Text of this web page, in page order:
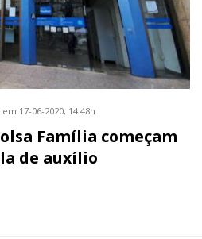
17-06-2020, 14:48h
Família começam
de auxílio